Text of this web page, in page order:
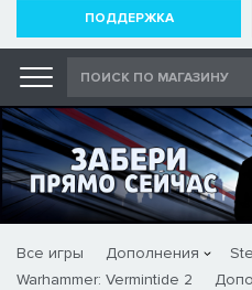
ПОДДЕРЖКА
Все игры Дополнения
Warhammer: Vermintide 2